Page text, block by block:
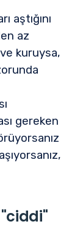
aştığını
az
ve kuruysa,
gereken
"ciddi"